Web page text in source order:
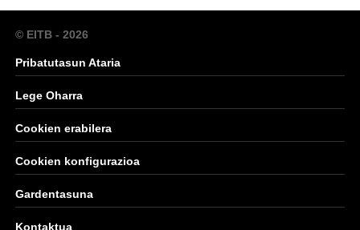
© EITB - 2026
Pribatutasun Ataria
Lege Oharra
Cookien erabilera
Cookien konfigurazioa
Gardentasuna
Kontaktua